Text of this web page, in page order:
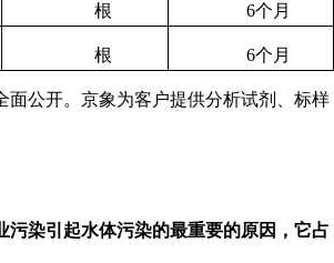
根 6个月
根 6个月
面公开。京象为客户提供分析试剂、标样
污染引起水体污染的最重要的原因，它占